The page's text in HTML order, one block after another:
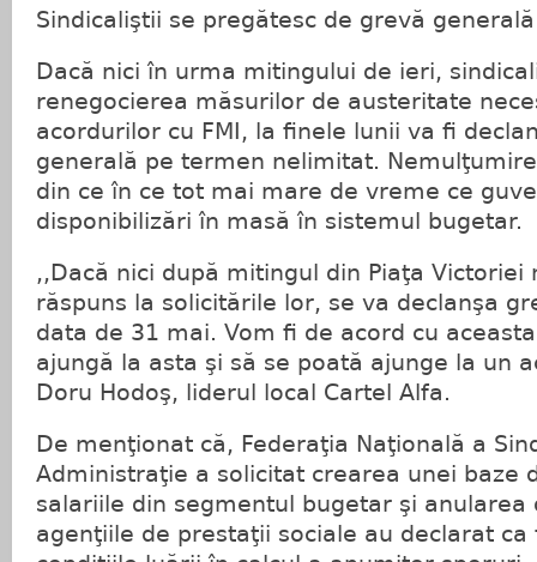
Sindicaliştii se pregătesc de grevă generală
Dacă nici în urma mitingului de ieri,
renegocierea măsurilor de austeritate
acordurilor cu FMI, la finele lunii va fi
generală pe termen nelimitat.
din ce în ce tot mai mare de vreme ce
disponibilizări în masă în sistemul bugetar.
,,Dacă nici după mitingul din Piaţa
răspuns la solicitările lor, se va declanşa
data de 31 mai. Vom fi de acord cu
ajungă la asta şi să se poată ajunge la un
Doru Hodoş, liderul local Cartel Alfa.
De menţionat că, Federaţia Naţională a
Administraţie a solicitat crearea unei baze
salariile din segmentul bugetar şi anularea
agenţiile de prestaţii sociale au declarat